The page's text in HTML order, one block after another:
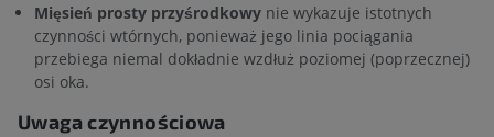
Mięsień prosty przyśrodkowy nie wykazuje istotnych
czynności wtórnych, ponieważ jego linia pociągania
przebiega niemal dokładnie wzdłuż poziomej (poprzecznej)
osi oka.
Uwaga czynnościowa